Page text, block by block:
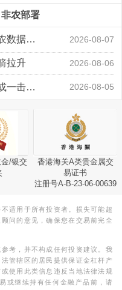
非农部署
领峰金评：万事俱备 黄金只欠非农数据“东风” 2026-08-07
拉升 2026-08-06
领峰金评：静待小非农指引 黄金或一击破局 2026-08-05
/银交
香港海关A类贵金属交
易证书
注册号A-B-23-06-00639
适用于所有投资者。损失可能超
问的意见，确保您在交易前完全
考，并不构成任何投资建议。我
管辖区的居民提供保证金杠杆产
使用此类信息违反当地法律法规
或继续持有任何金融产品前，请